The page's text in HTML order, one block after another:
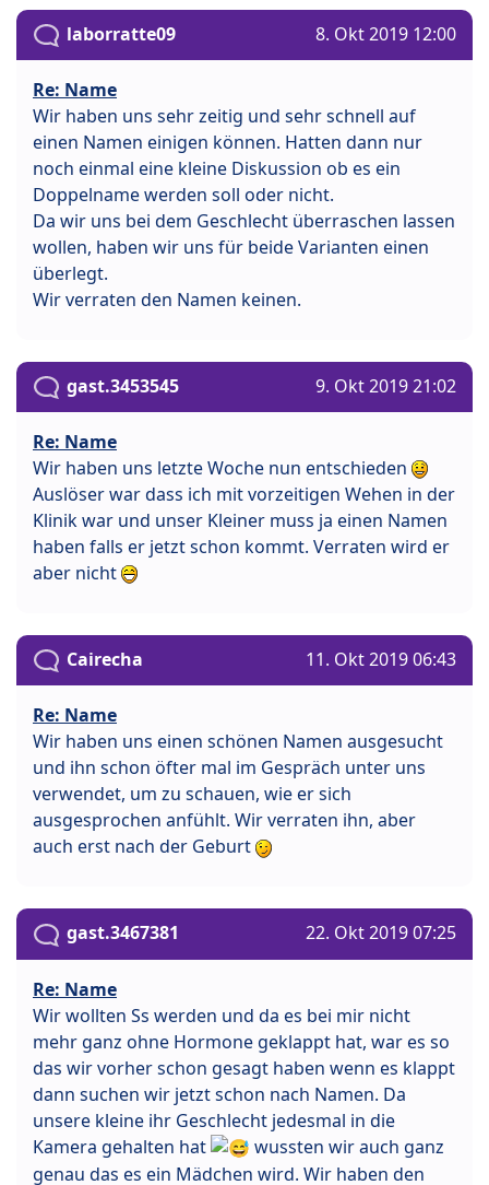
laborratte09 8. Okt 2019 12:00
Re: Name
Wir haben uns sehr zeitig und sehr schnell auf
einen Namen einigen können. Hatten dann nur
noch einmal eine kleine Diskussion ob es ein
Doppelname werden soll oder nicht.
Da wir uns bei dem Geschlecht überraschen lassen
wollen, haben wir uns für beide Varianten einen
überlegt.
Wir verraten den Namen keinen.
gast.3453545 9. Okt 2019 21:02
Re: Name
Wir haben uns letzte Woche nun entschieden
Auslöser war dass ich mit vorzeitigen Wehen in der
Klinik war und unser Kleiner muss ja einen Namen
haben falls er jetzt schon kommt. Verraten wird er
aber nicht
Cairecha 11. Okt 2019 06:43
Re: Name
Wir haben uns einen schönen Namen ausgesucht
und ihn schon öfter mal im Gespräch unter uns
verwendet, um zu schauen, wie er sich
ausgesprochen anfühlt. Wir verraten ihn, aber
auch erst nach der Geburt
gast.3467381 22. Okt 2019 07:25
Re: Name
Wir wollten Ss werden und da es bei mir nicht
mehr ganz ohne Hormone geklappt hat, war es so
das wir vorher schon gesagt haben wenn es klappt
dann suchen wir jetzt schon nach Namen. Da
unsere kleine ihr Geschlecht jedesmal in die
Kamera gehalten hat
wussten wir auch ganz
genau das es ein Mädchen wird. Wir haben den